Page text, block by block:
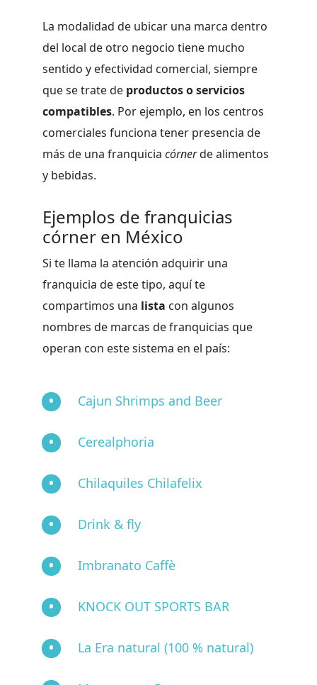
La modalidad de ubicar una marca dentro
del local de otro negocio tiene mucho
sentido y efectividad comercial, siempre
que se trate de productos o servicios
compatibles. Por ejemplo, en los centros
comerciales funciona tener presencia de
más de una franquicia córnerde alimentos
y bebidas.
Ejemplos de franquicias
córner en México
Si te llama la atención adquirir una
franquicia de este tipo, aquí te
compartimos una lista con algunos
nombres de marcas de franquicias que
operan con este sistema en el país:
Cajun Shrimps and Beer
Cerealphoria
Chilaquiles Chilafelix
Drink & fly
Imbranato Caffè
KNOCK OUT SPORTS BAR
La Era natural (100 % natural)